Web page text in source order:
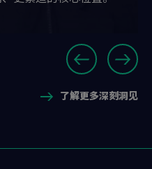
了解更多深刻洞见